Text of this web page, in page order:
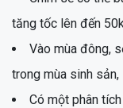
tăng tốc lên đến
Vào mùa đông,
trong mùa sinh sản,
Có một phân